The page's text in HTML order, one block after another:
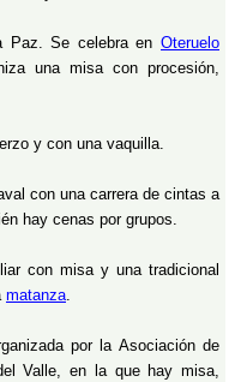
Paz. Se celebra enOteruelo
una misa con procesión,
y con una vaquilla.
con una carrera de cintas a
hay cenas por grupos.
con misa y una tradicional
matanza.
por la Asociación de
Valle, en la que hay misa,